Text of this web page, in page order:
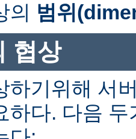
의 범위
협상
하기위해 서
하다. 다음